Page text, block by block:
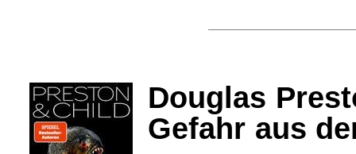
Douglas
Gefahr aus